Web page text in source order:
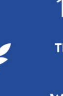
plus de